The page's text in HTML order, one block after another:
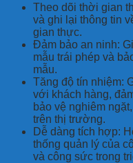
Theo dõi thời gian
và ghi lại thông tin
gian thực.
Đảm bảo an ninh:
mẫu trái phép và
mẫu.
Tăng độ tín nhiệm:
với khách hàng,
bảo vệ nghiêm
trên thị trường.
Dễ dàng tích hợp:
thống quản lý của
và công sức trong